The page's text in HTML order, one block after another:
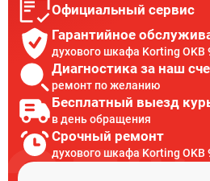
Официальный сервис
Гарантийное
духового шкафа Korting OKB
Диагностика за наш
ремонт по желанию
Бесплатный выезд
в день обращения
Срочный ремонт
духового шкафа Korting OKB